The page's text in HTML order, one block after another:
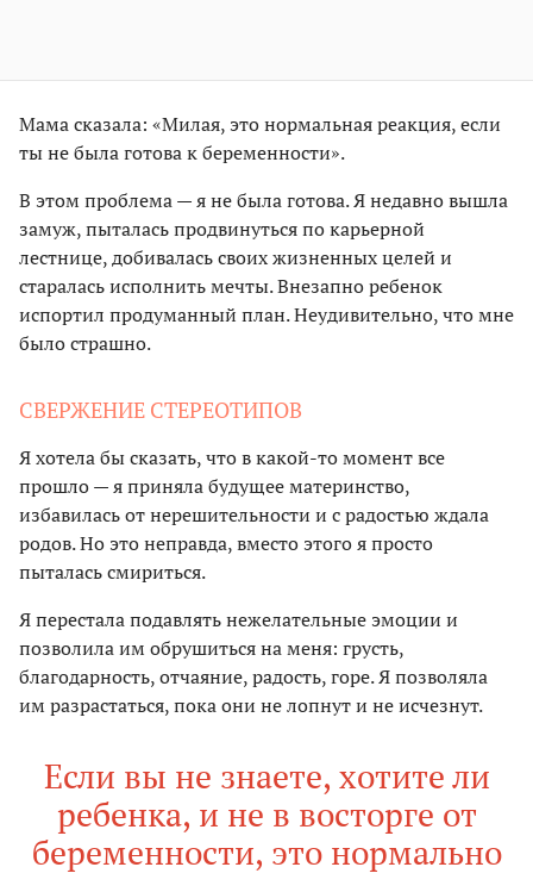
Мама сказала: «Милая, это нормальная реакция, если
ты не была готова к беременности».
В этом проблема — я не была готова. Я недавно вышла
замуж, пыталась продвинуться по карьерной
лестнице, добивалась своих жизненных целей и
старалась исполнить мечты. Внезапно ребенок
испортил продуманный план. Неудивительно, что мне
было страшно.
СВЕРЖЕНИЕ СТЕРЕОТИПОВ
Я хотела бы сказать, что в какой-то момент все
прошло — я приняла будущее материнство,
избавилась от нерешительности и с радостью ждала
родов. Но это неправда, вместо этого я просто
пыталась смириться.
Я перестала подавлять нежелательные эмоции и
позволила им обрушиться на меня: грусть,
благодарность, отчаяние, радость, горе. Я позволяла
им разрастаться, пока они не лопнут и не исчезнут.
Если вы не знаете, хотите ли
ребенка, и не в восторге от
беременности, это нормально